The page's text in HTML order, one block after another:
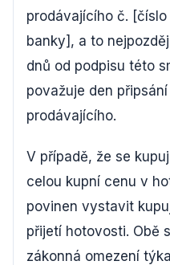
prodávajícího č.
banky], a to
dnů od podpisu této
považuje den
prodávajícího.
V případě, že se
celou kupní cenu v
povinen vystavit
přijetí hotovosti. Obě
zákonná omezení